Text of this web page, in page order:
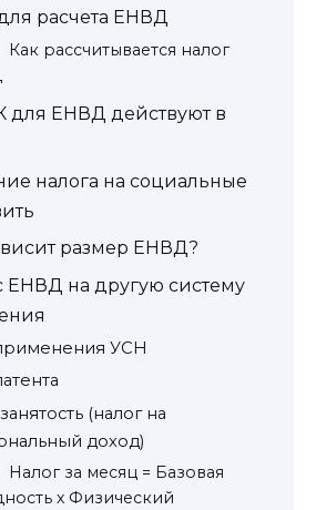
расчета ЕНВД
Как рассчитывается налог
для ЕНВД действуют в
налога на социальные
размер ЕНВД?
ЕНВД на другую систему
УСН
(налог на
доход)
Налог за месяц = Базовая
х Физический